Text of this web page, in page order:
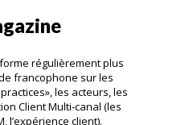
régulièrement plus
francophone sur les
les acteurs, les
Client Multi-canal (les
l’expérience client).